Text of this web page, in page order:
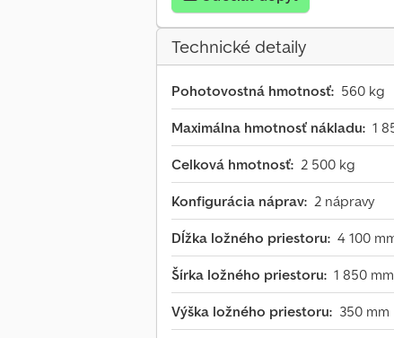
Technické detaily
Pohotovostná hmotnosť: 560 kg
Maximálna hmotnosť nákladu: 1
Celková hmotnosť: 2 500 kg
Konfigurácia náprav: 2 nápravy
Dĺžka ložného priestoru: 4 100
Šírka ložného priestoru: 1 850 mm
Výška ložného priestoru: 350 mm